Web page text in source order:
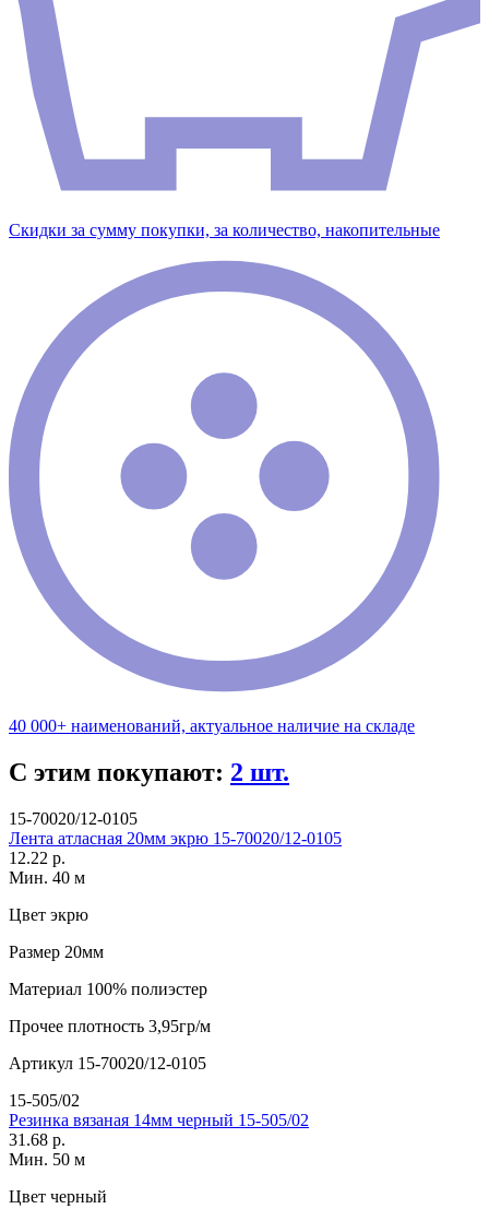
Скидки за сумму покупки, за количество, накопительные
40 000+ наименований, актуальное наличие на складе
С этим покупают: 2 шт.
15-70020/12-0105
Лента атласная 20мм экрю 15-70020/12-0105
12.22 р.
Мин. 40 м
Цвет экрю
Размер 20мм
Материал 100% полиэстер
Прочее плотность 3,95гр/м
Артикул 15-70020/12-0105
15-505/02
Резинка вязаная 14мм черный 15-505/02
31.68 р.
Мин. 50 м
Цвет черный